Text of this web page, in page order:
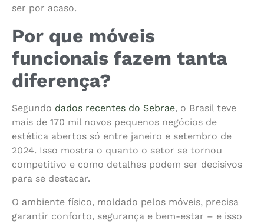
ser por acaso.
Por que móveis
funcionais fazem tanta
diferença?
Segundo dados recentes do Sebrae, o Brasil teve
mais de 170 mil novos pequenos negócios de
estética abertos só entre janeiro e setembro de
2024. Isso mostra o quanto o setor se tornou
competitivo e como detalhes podem ser decisivos
para se destacar.
O ambiente físico, moldado pelos móveis, precisa
garantir conforto, segurança e bem-estar – e isso